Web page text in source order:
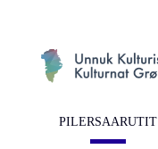
PILERSAARUTIT